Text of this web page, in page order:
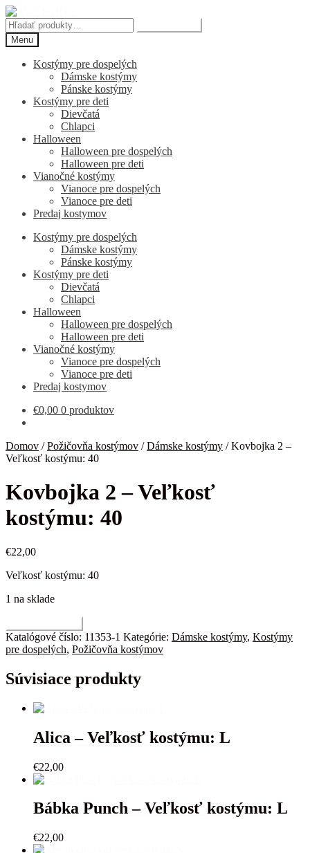
Preskočiť
na
navigáciu
Preskočiť
na
obsah
Hľadať:
Menu
Kostýmy pre dospelých
Dámske kostýmy
Pánske kostýmy
Kostýmy pre deti
Dievčatá
Chlapci
Halloween
Halloween pre dospelých
Halloween pre deti
Vianočné kostýmy
Vianoce pre dospelých
Vianoce pre deti
Predaj kostymov
Kostýmy pre dospelých
Dámske kostýmy
Pánske kostýmy
Kostýmy pre deti
Dievčatá
Chlapci
Halloween
Halloween pre dospelých
Halloween pre deti
Vianočné kostýmy
Vianoce pre dospelých
Vianoce pre deti
Predaj kostymov
€0,00 0 produktov
Domov /Požičovňa kostýmov /Dámske kostýmy /Kovbojka 2 –
Veľkosť kostýmu: 40
Kovbojka 2 – Veľkosť
kostýmu: 40
€22,00
Veľkosť kostýmu: 40
1 na sklade
Kovbojka
2
-
Veľkosť
kostýmu:
Katalógové číslo: 11353-1 Kategórie: Dámske kostýmy, Kostýmy
pre dospelých, Požičovňa kostýmov
Súvisiace produkty
Alica – Veľkosť kostýmu: L
€22,00
Bábka Punch – Veľkosť kostýmu: L
€22,00